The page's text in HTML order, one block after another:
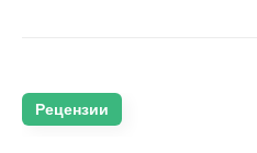
Рецензии